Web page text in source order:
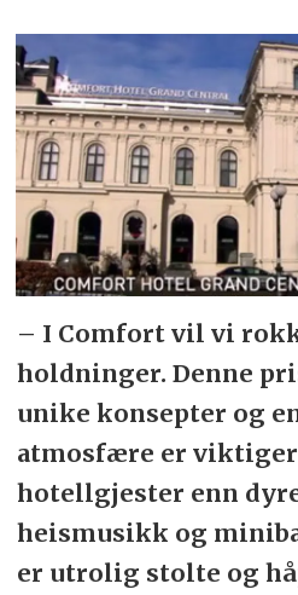
– I Comfort vil vi
holdninger. Denne
unike konsepter og
atmosfære er
hotellgjester enn
heismusikk og
er utrolig stolte og